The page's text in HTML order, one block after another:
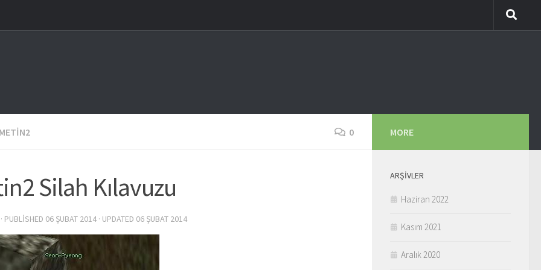
METIN2 0
Silah Kılavuzu
· PUBLISHED 06 ŞUBAT 2014 · UPDATED 06 ŞUBAT 2014
MORE
ARŞIVLER
Haziran 2022
Kasım 2021
Aralık 2020